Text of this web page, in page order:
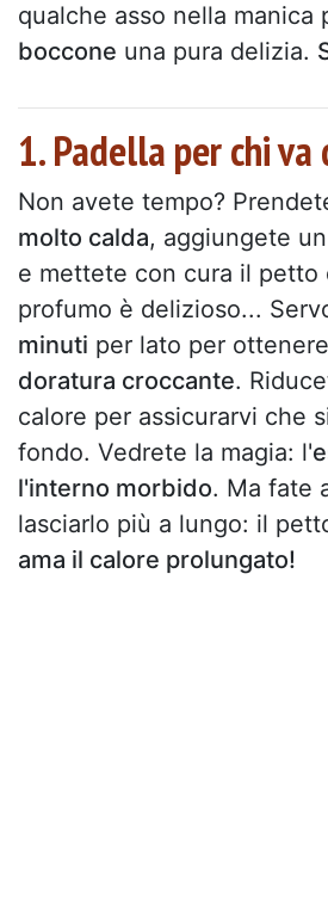
qualche asso nella manica
boccone una pura delizia.
1. Padella per chi
Non avete tempo?
molto calda, aggiungete un
e mettete con cura il petto
profumo è delizioso...
minuti per lato per
doratura croccante.
calore per assicurarvi che
fondo. Vedrete la magia: l'
l'interno morbido. Ma fate
lasciarlo più a lungo: il
ama il calore prolungato!